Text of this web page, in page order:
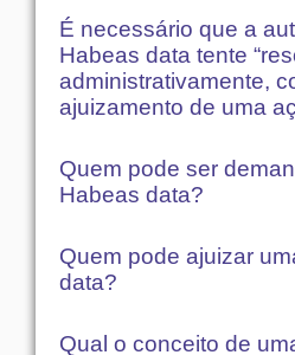
É necessário que a
Habeas data tente
administrativamente,
ajuizamento de uma
Quem pode ser
Habeas data?
Quem pode ajuizar
data?
Qual o conceito de